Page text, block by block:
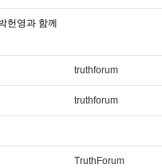
헌영과 함께
truthforum
truthforum
TruthForum